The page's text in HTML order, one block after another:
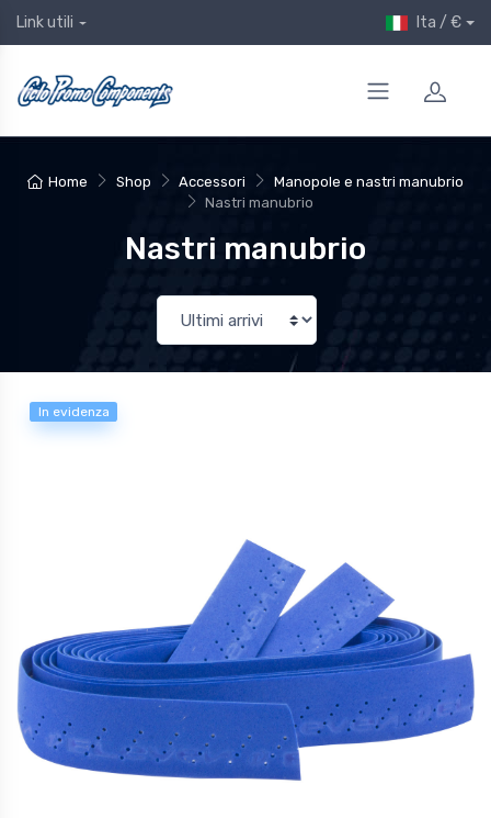
Link utili Ita / €
Home Shop Accessori
Manopole e nastri manubrio
Nastri manubrio
Nastri manubrio
In evidenza